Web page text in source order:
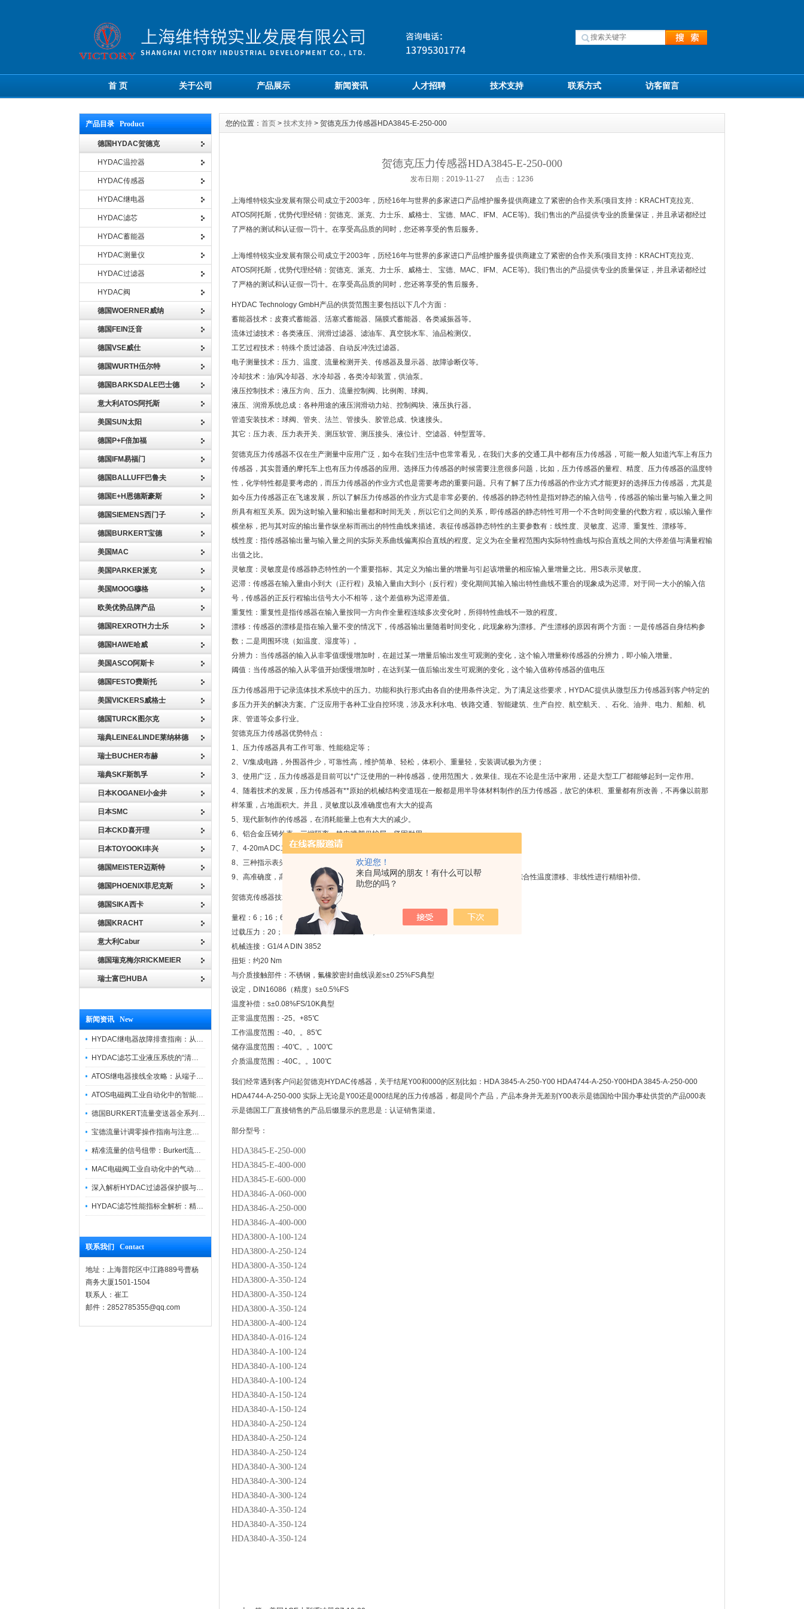
欢迎您！
来自局域网的朋友！有什么可以帮
助您的吗？
首 页 关于公司 产品展示 新闻资讯 人才招聘 技术支持 联系方式 访客留言
产品目录 Product
德国HYDAC贺德克
HYDAC温控器
HYDAC传感器
HYDAC继电器
HYDAC滤芯
HYDAC蓄能器
HYDAC测量仪
HYDAC过滤器
HYDAC阀
德国WOERNER威纳
德国FEIN泛音
德国VSE威仕
德国WURTH伍尔特
德国BARKSDALE巴士德
意大利ATOS阿托斯
美国SUN太阳
德国P+F倍加福
德国IFM易福门
德国BALLUFF巴鲁夫
德国E+H恩德斯豪斯
德国SIEMENS西门子
德国BURKERT宝德
美国MAC
美国PARKER派克
美国MOOG穆格
欧美优势品牌产品
德国REXROTH力士乐
德国HAWE哈威
美国ASCO阿斯卡
德国FESTO费斯托
美国VICKERS威格士
德国TURCK图尔克
瑞典LEINE&LINDE莱纳林德
瑞士BUCHER布赫
瑞典SKF斯凯孚
日本KOGANEI小金井
日本SMC
日本CKD喜开理
日本TOYOOKI丰兴
德国MEISTER迈斯特
德国PHOENIX菲尼克斯
德国SIKA西卡
德国KRACHT
意大利Cabur
德国瑞克梅尔RICKMEIER
瑞士富巴HUBA
新闻资讯 New
HYDAC继电器故障排查指南：从“无信号”到“误动作”的实战修复逻辑
HYDAC滤芯工业液压系统的“清道夫”与守护者
ATOS继电器接线全攻略：从端子识别到安全操作
ATOS电磁阀工业自动化中的智能开关
德国BURKERT流量变送器全系列优势供应
宝德流量计调零操作指南与注意事项
精准流量的信号纽带：Burkert流量计接线指南
MAC电磁阀工业自动化中的气动指挥官
深入解析HYDAC过滤器保护膜与质量防护技术
HYDAC滤芯性能指标全解析：精度、寿命与可靠性的工业级标准
联系我们 Contact
地址：上海普陀区中江路889号曹杨
商务大厦1501-1504
联系人：崔工
邮件：2852785355@qq.com
您的位置： 首页 > 技术支持 > 贺德克压力传感器HDA3845-E-250-000
贺德克压力传感器HDA3845-E-250-000
发布日期：2019-11-27 点击：1236
上海维特锐实业发展有限公司成立于2003年，历经16年与世界的多家进口产品维护服务提供商建立了紧密的合作关系(项目支持：KRACHT克拉克、
ATOS阿托斯，优势代理经销：贺德克、派克、力士乐、威格士、 宝德、MAC、IFM、ACE等)。我们售出的产品提供专业的质量保证，并且承诺都经过
了严格的测试和认证假一罚十。在享受高品质的同时，您还将享受的售后服务。
上海维特锐实业发展有限公司成立于2003年，历经16年与世界的多家进口产品维护服务提供商建立了紧密的合作关系(项目支持：KRACHT克拉克、
ATOS阿托斯，优势代理经销：贺德克、派克、力士乐、威格士、 宝德、MAC、IFM、ACE等)。我们售出的产品提供专业的质量保证，并且承诺都经过
了严格的测试和认证假一罚十。在享受高品质的同时，您还将享受的售后服务。
HYDAC Technology GmbH产品的供货范围主要包括以下几个方面：
蓄能器技术：皮賽式蓄能器、活塞式蓄能器、隔膜式蓄能器、各类减振器等。
流体过滤技术：各类液压、润滑过滤器、滤油车、真空脱水车、油品检测仪。
工艺过程技术：特殊个质过滤器、自动反冲洗过滤器。
电子测量技术：压力、温度、流量检测开关、传感器及显示器、故障诊断仪等。
冷却技术：油/风冷却器、水冷却器，各类冷却装置，供油泵。
液压控制技术：液压方向、压力、流量控制阀、比例阁、球阀。
液压、润滑系统总成：各种用途的液压润滑动力站、控制阀块、液压执行器。
管道安装技术：球阀、管夹、法兰、管接头、胶管总成、快速接头。
其它：压力表、压力表开关、测压软管、测压接头、液位计、空滤器、钟型置等。
贺德克压力传感器不仅在生产测量中应用广泛，如今在我们生活中也常常看见，在我们大多的交通工具中都有压力传感器，可能一般人知道汽车上有压力
传感器，其实普通的摩托车上也有压力传感器的应用。选择压力传感器的时候需要注意很多问题，比如，压力传感器的量程、精度、压力传感器的温度特
性，化学特性都是要考虑的，而压力传感器的作业方式也是需要考虑的重要问题。只有了解了压力传感器的作业方式才能更好的选择压力传感器，尤其是
如今压力传感器正在飞速发展，所以了解压力传感器的作业方式是非常必要的。传感器的静态特性是指对静态的输入信号，传感器的输出量与输入量之间
所具有相互关系。因为这时输入量和输出量都和时间无关，所以它们之间的关系，即传感器的静态特性可用一个不含时间变量的代数方程，或以输入量作
横坐标，把与其对应的输出量作纵坐标而画出的特性曲线来描述。表征传感器静态特性的主要参数有：线性度、灵敏度、迟滞、重复性、漂移等。
线性度：指传感器输出量与输入量之间的实际关系曲线偏离拟合直线的程度。定义为在全量程范围内实际特性曲线与拟合直线之间的大停差值与满量程输
出值之比。
灵敏度：灵敏度是传感器静态特性的一个重要指标。其定义为输出量的增量与引起该增量的相应输入量增量之比。用S表示灵敏度。
迟滞：传感器在输入量由小到大（正行程）及输入量由大到小（反行程）变化期间其输入输出特性曲线不重合的现象成为迟滞。对于同一大小的输入信
号，传感器的正反行程输出信号大小不相等，这个差值称为迟滞差值。
重复性：重复性是指传感器在输入量按同一方向作全量程连续多次变化时，所得特性曲线不一致的程度。
漂移：传感器的漂移是指在输入量不变的情况下，传感器输出量随着时间变化，此现象称为漂移。产生漂移的原因有两个方面：一是传感器自身结构参
数；二是周围环境（如温度、湿度等）。
分辨力：当传感器的输入从非零值缓慢增加时，在超过某一增量后输出发生可观测的变化，这个输入增量称传感器的分辨力，即小输入增量。
阈值：当传感器的输入从零值开始缓慢增加时，在达到某一值后输出发生可观测的变化，这个输入值称传感器的值电压
压力传感器用于记录流体技术系统中的压力。功能和执行形式由各自的使用条件决定。为了满足这些要求，HYDAC提供从微型压力传感器到客户特定的
多压力开关的解决方案。广泛应用于各种工业自控环境，涉及水利水电、铁路交通、智能建筑、生产自控、航空航天、、石化、油井、电力、船舶、机
床、管道等众多行业。
贺德克压力传感器优势特点：
1、压力传感器具有工作可靠、性能稳定等；
2、V/集成电路，外围器件少，可靠性高，维护简单、轻松，体积小、重量轻，安装调试极为方便；
3、使用广泛，压力传感器是目前可以*广泛使用的一种传感器，使用范围大，效果佳。现在不论是生活中家用，还是大型工厂都能够起到一定作用。
4、随着技术的发展，压力传感器有**原始的机械结构变道现在一般都是用半导体材料制作的压力传感器，故它的体积、重量都有所改善，不再像以前那
样笨重，占地面积大。并且，灵敏度以及准确度也有大大的提高
5、现代新制作的传感器，在消耗能量上也有大大的减少。
6、铝合金压铸外壳，三端隔离，静电喷塑保护层，坚固耐用；
7、4-20mA DC二线制信号传送，抗干扰能力强，传输距离远；
8、三种指示表头，现场读数十分方便。可用于测量粘稠、结晶和腐蚀性介质
9、高准确度，高稳定性。除进口原装传感器已用激光修正外，对整机在使用温度范围内的综合性温度漂移、非线性进行精细补偿。
贺德克传感器技术参数：
量程：6；16；60；100；250；400；600bari
过载压力：20；32；120；200；400；800；900bar
机械连接：G1/4 A DIN 3852
扭矩：约20 Nm
与介质接触部件：不锈钢，氟橡胶密封曲线误差s±0.25%FS典型
设定，DIN16086（精度）s±0.5%FS
温度补偿：s±0.08%FS/10K典型
正常温度范围：-25。+85℃
工作温度范围：-40。。85℃
储存温度范围：-40℃。。100℃
介质温度范围：-40C。。100℃
我们经常遇到客户问起贺德克HYDAC传感器，关于结尾Y00和000的区别比如：HDA 3845-A-250-Y00 HDA4744-A-250-Y00HDA 3845-A-250-000
HDA4744-A-250-000 实际上无论是Y00还是000结尾的压力传感器，都是同个产品，产品本身并无差别Y00表示是德国给中国办事处供货的产品000表
示是德国工厂直接销售的产品后缀显示的意思是：认证销售渠道。
部分型号：
HDA3845-E-250-000
HDA3845-E-400-000
HDA3845-E-600-000
HDA3846-A-060-000
HDA3846-A-250-000
HDA3846-A-400-000
HDA3800-A-100-124
HDA3800-A-250-124
HDA3800-A-350-124
HDA3800-A-350-124
HDA3800-A-350-124
HDA3800-A-350-124
HDA3800-A-400-124
HDA3840-A-016-124
HDA3840-A-100-124
HDA3840-A-100-124
HDA3840-A-100-124
HDA3840-A-150-124
HDA3840-A-150-124
HDA3840-A-250-124
HDA3840-A-250-124
HDA3840-A-250-124
HDA3840-A-300-124
HDA3840-A-300-124
HDA3840-A-300-124
HDA3840-A-350-124
HDA3840-A-350-124
HDA3840-A-350-124